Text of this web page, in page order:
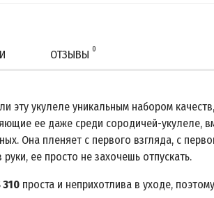
ОТЗЫВЫ 0
эту укулеле уникальным набором
ее даже среди сородичей-укулеле,
Она пленяет с первого взгляда, с
ее просто не захочешь отпускать.
310 проста и неприхотлива в уходе,